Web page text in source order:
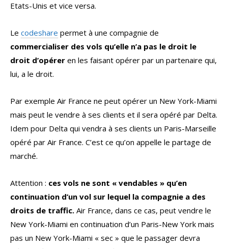
Etats-Unis et vice versa.
Le codeshare permet à une compagnie de
commercialiser des vols qu’elle n’a pas le droit le
droit d’opérer en les faisant opérer par un partenaire qui,
lui, a le droit.
Par exemple Air France ne peut opérer un New York-Miami
mais peut le vendre à ses clients et il sera opéré par Delta.
Idem pour Delta qui vendra à ses clients un Paris-Marseille
opéré par Air France. C’est ce qu’on appelle le partage de
marché.
Attention : ces vols ne sont « vendables » qu’en
continuation d’un vol sur lequel la compagnie a des
droits de traffic. Air France, dans ce cas, peut vendre le
New York-Miami en continuation d’un Paris-New York mais
pas un New York-Miami « sec » que le passager devra